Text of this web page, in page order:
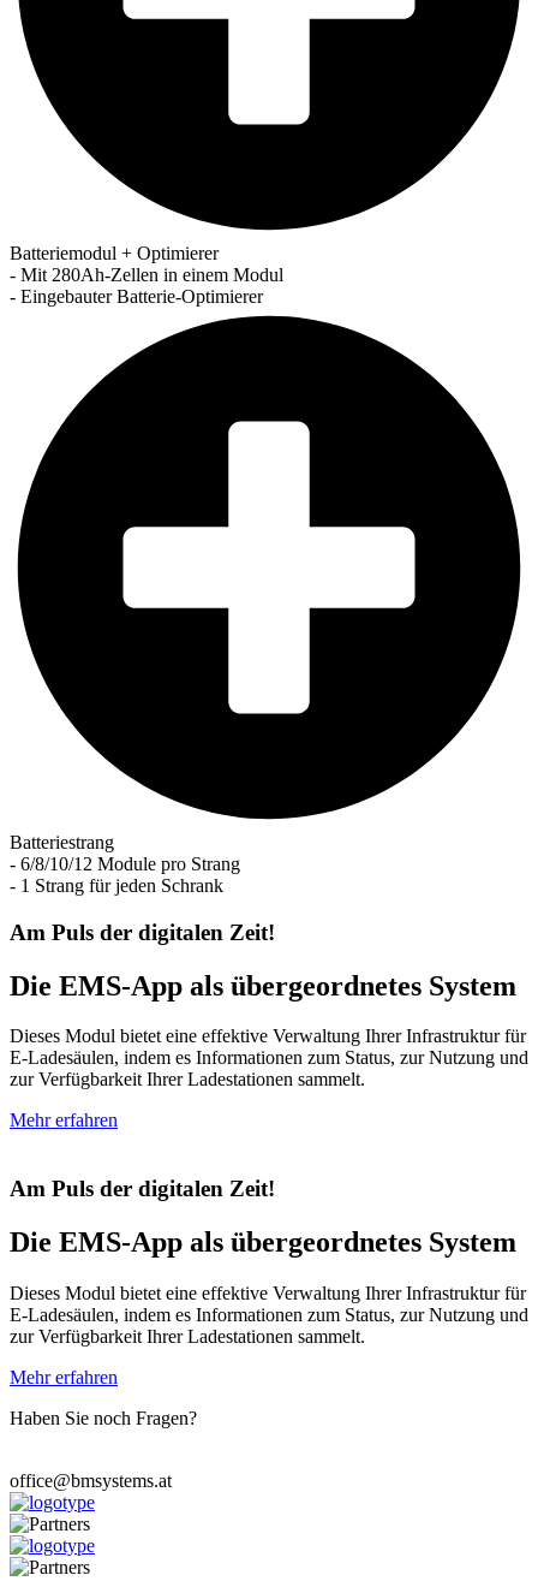
Batteriemodul + Optimierer
- Mit 280Ah-Zellen in einem Modul
- Eingebauter Batterie-Optimierer
Batteriestrang
- 6/8/10/12 Module pro Strang
- 1 Strang für jeden Schrank
Am Puls der digitalen Zeit!
Die EMS-App als übergeordnetes System
Dieses Modul bietet eine effektive Verwaltung Ihrer Infrastruktur für
E-Ladesäulen, indem es Informationen zum Status, zur Nutzung und
zur Verfügbarkeit Ihrer Ladestationen sammelt.
Mehr erfahren
Am Puls der digitalen Zeit!
Die EMS-App als übergeordnetes System
Dieses Modul bietet eine effektive Verwaltung Ihrer Infrastruktur für
E-Ladesäulen, indem es Informationen zum Status, zur Nutzung und
zur Verfügbarkeit Ihrer Ladestationen sammelt.
Mehr erfahren
Haben Sie noch Fragen?
office@bmsystems.at